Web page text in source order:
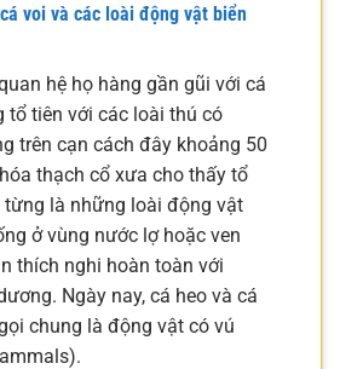
voi và các loài động vật biển
hệ họ hàng gần gũi với cá
tổ tiên với các loài thú có
trên cạn cách đây khoảng 50
thạch cổ xưa cho thấy tổ
từng là những loài động vật
ở vùng nước lợ hoặc ven
thích nghi hoàn toàn với
Ngày nay, cá heo và cá
chung là động vật có vú